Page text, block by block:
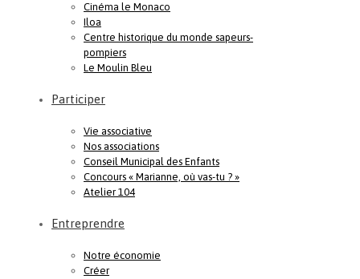
Cinéma le Monaco
Iloa
Centre historique du monde sapeurs-
pompiers
Le Moulin Bleu
Participer
Vie associative
Nos associations
Conseil Municipal des Enfants
Concours « Marianne, où vas-tu ? »
Atelier 104
Entreprendre
Notre économie
Créer